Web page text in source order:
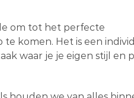
om tot het perfecte
komen. Het is een
waar je je eigen stijl en